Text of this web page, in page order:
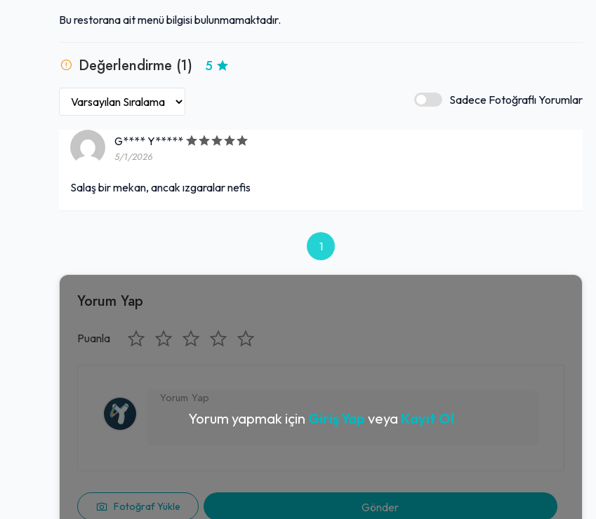
Bu restorana ait menü bilgisi bulunmamaktadır.
Değerlendirme (1) 5
Sadece Fotoğraflı Yorumlar
G**** Y*****
5/1/2026
Salaş bir mekan, ancak ızgaralar nefis
1
Yorum Yap
Puanla
Fotoğraf Yükle
Yorum yapmak için Giriş Yap veya Kayıt Ol